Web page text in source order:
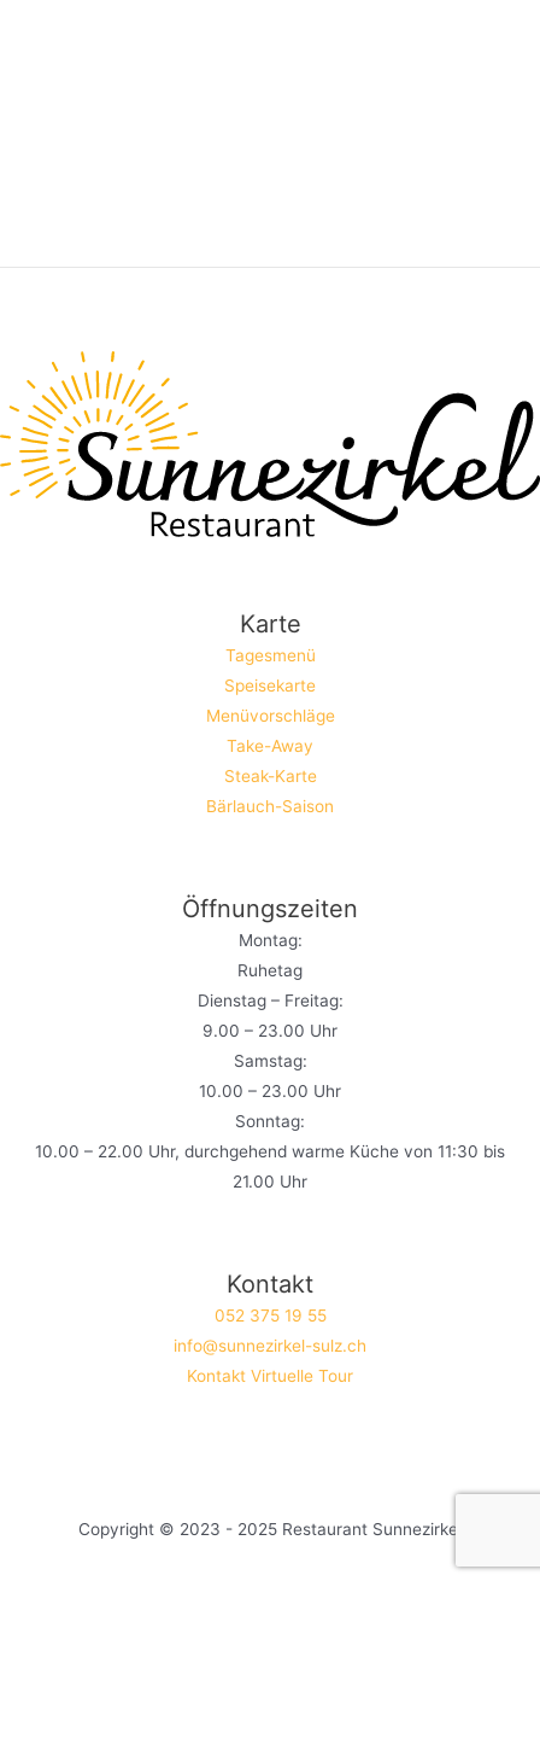
Karte
Tagesmenü
Speisekarte
Menüvorschläge
Take-Away
Steak-Karte
Bärlauch-Saison
Öffnungszeiten
Montag:
Ruhetag
Dienstag – Freitag:
9.00 – 23.00 Uhr
Samstag:
10.00 – 23.00 Uhr
Sonntag:
10.00 – 22.00 Uhr, durchgehend warme Küche von 11:30 bis
21.00 Uhr
Kontakt
052 375 19 55
info@sunnezirkel-sulz.ch
Kontakt Virtuelle Tour
Copyright © 2023 - 2025 Restaurant Sunnezirkel